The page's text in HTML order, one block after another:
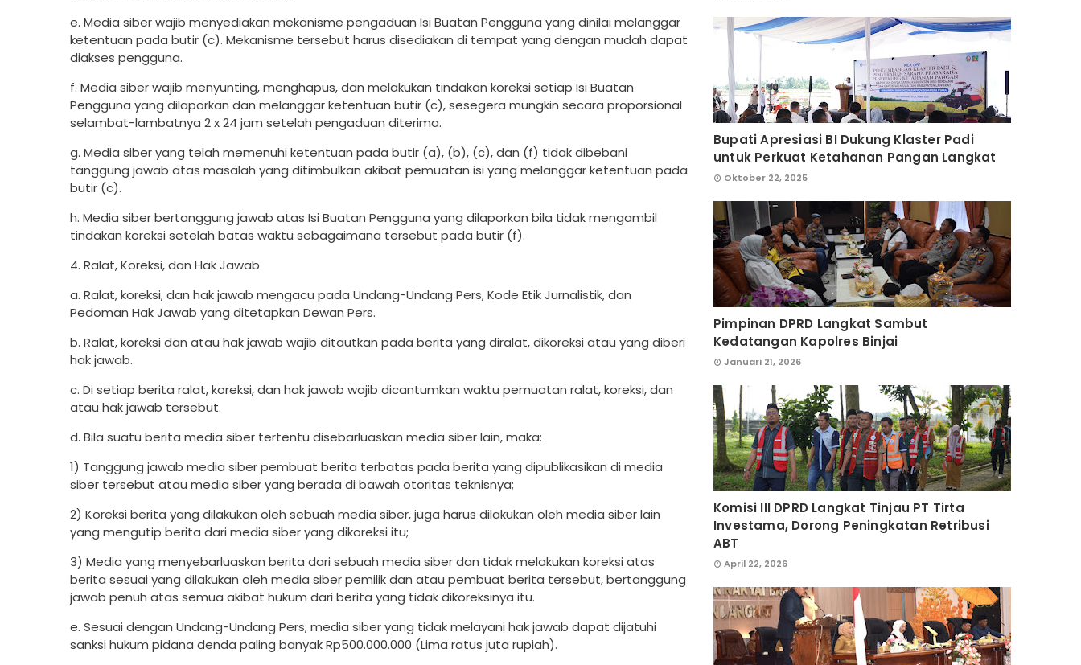
e. Media siber wajib menyediakan mekanisme pengaduan Isi Buatan Pengguna yang dinilai melanggar
ketentuan pada butir (c). Mekanisme tersebut harus disediakan di tempat yang dengan mudah dapat
diakses pengguna.
f. Media siber wajib menyunting, menghapus, dan melakukan tindakan koreksi setiap Isi Buatan
Pengguna yang dilaporkan dan melanggar ketentuan butir (c), sesegera mungkin secara proporsional
selambat-lambatnya 2 x 24 jam setelah pengaduan diterima.
g. Media siber yang telah memenuhi ketentuan pada butir (a), (b), (c), dan (f) tidak dibebani
tanggung jawab atas masalah yang ditimbulkan akibat pemuatan isi yang melanggar ketentuan pada
butir (c).
h. Media siber bertanggung jawab atas Isi Buatan Pengguna yang dilaporkan bila tidak mengambil
tindakan koreksi setelah batas waktu sebagaimana tersebut pada butir (f).
4. Ralat, Koreksi, dan Hak Jawab
a. Ralat, koreksi, dan hak jawab mengacu pada Undang-Undang Pers, Kode Etik Jurnalistik, dan
Pedoman Hak Jawab yang ditetapkan Dewan Pers.
b. Ralat, koreksi dan atau hak jawab wajib ditautkan pada berita yang diralat, dikoreksi atau yang diberi
hak jawab.
c. Di setiap berita ralat, koreksi, dan hak jawab wajib dicantumkan waktu pemuatan ralat, koreksi, dan
atau hak jawab tersebut.
d. Bila suatu berita media siber tertentu disebarluaskan media siber lain, maka:
1) Tanggung jawab media siber pembuat berita terbatas pada berita yang dipublikasikan di media
siber tersebut atau media siber yang berada di bawah otoritas teknisnya;
2) Koreksi berita yang dilakukan oleh sebuah media siber, juga harus dilakukan oleh media siber lain
yang mengutip berita dari media siber yang dikoreksi itu;
3) Media yang menyebarluaskan berita dari sebuah media siber dan tidak melakukan koreksi atas
berita sesuai yang dilakukan oleh media siber pemilik dan atau pembuat berita tersebut, bertanggung
jawab penuh atas semua akibat hukum dari berita yang tidak dikoreksinya itu.
e. Sesuai dengan Undang-Undang Pers, media siber yang tidak melayani hak jawab dapat dijatuhi
sanksi hukum pidana denda paling banyak Rp500.000.000 (Lima ratus juta rupiah).
Bupati Apresiasi BI Dukung Klaster Padi
untuk Perkuat Ketahanan Pangan Langkat
Oktober 22, 2025
Pimpinan DPRD Langkat Sambut
Kedatangan Kapolres Binjai
Januari 21, 2026
Komisi III DPRD Langkat Tinjau PT Tirta
Investama, Dorong Peningkatan Retribusi
ABT
April 22, 2026